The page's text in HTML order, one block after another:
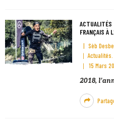
ACTUALITÉS
FRANÇAIS À
Sèb
Actualités
15 Mars
2018,